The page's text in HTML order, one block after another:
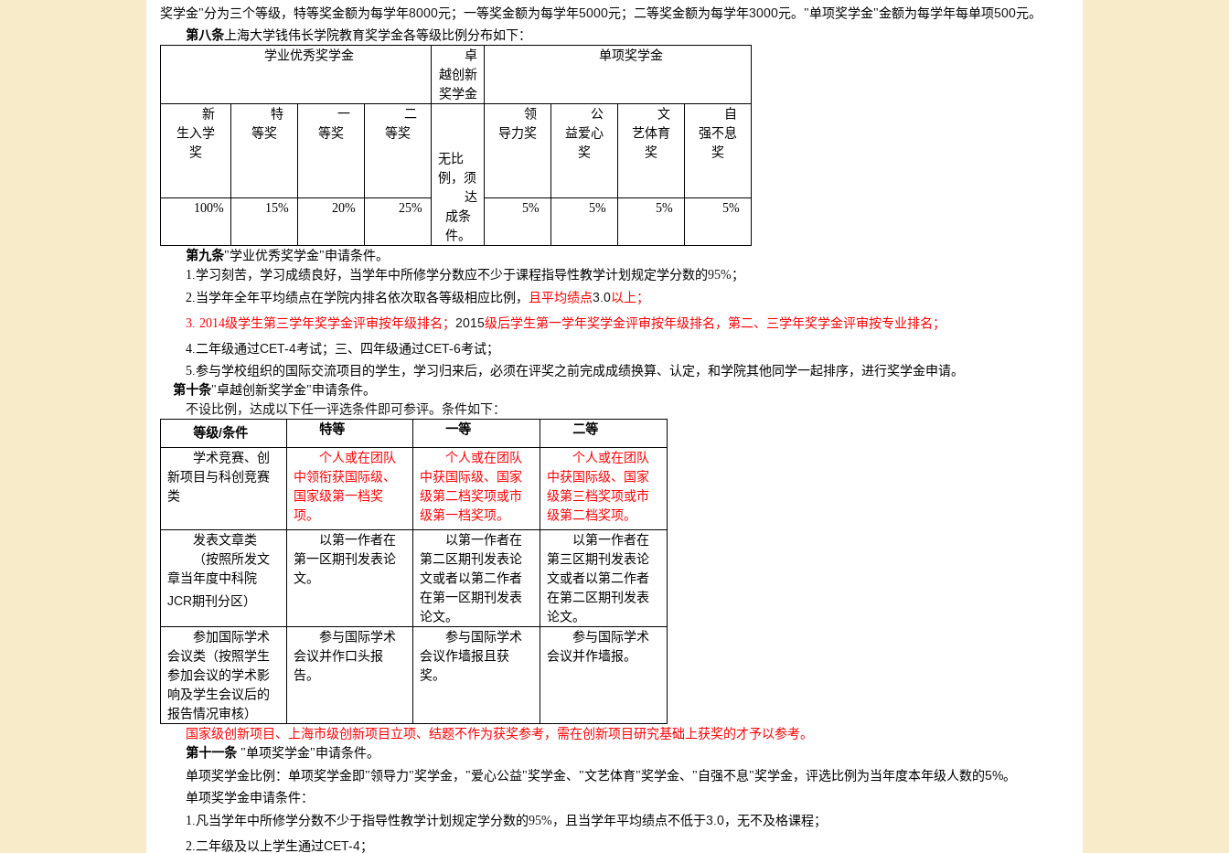
奖学金"分为三个等级，特等奖金额为每学年8000元；一等奖金额为每学年5000元；二等奖金额为每学年3000元。"单项奖学金"金额为每学年每单项500元。
第八条 上海大学钱伟长学院教育奖学金各等级比例分布如下：
学业优秀奖学金
卓
越创新
奖学金
单项奖学金
新
生入学
奖
特
等奖
一
等奖
二
等奖
无比
例，须
达
成条
件。
领
导力奖
公
益爱心
奖
文
艺体育
奖
自
强不息
奖
100% 15% 20% 25% 5% 5% 5% 5%
第九条"学业优秀奖学金"申请条件。
1.学习刻苦，学习成绩良好，当学年中所修学分数应不少于课程指导性教学计划规定学分数的95%；
2.当学年全年平均绩点在学院内排名依次取各等级相应比例， 且平均绩点3.0以上；
3. 2014级学生第三学年奖学金评审按年级排名； 2015级后学生第一学年奖学金评审按年级排名，第二、三学年奖学金评审按专业排名；
4.二年级通过CET-4考试；三、四年级通过CET-6考试；
5.参与学校组织的国际交流项目的学生，学习归来后，必须在评奖之前完成成绩换算、认定，和学院其他同学一起排序，进行奖学金申请。
第十条"卓越创新奖学金"申请条件。
不设比例，达成以下任一评选条件即可参评。条件如下：
等级/条件 特等 一等 二等
学术竞赛、创
新项目与科创竞赛
类
个人或在团队
中领衔获国际级、
国家级第一档奖
项。
个人或在团队
中获国际级、国家
级第二档奖项或市
级第一档奖项。
个人或在团队
中获国际级、国家
级第三档奖项或市
级第二档奖项。
发表文章类
（按照所发文
章当年度中科院
JCR期刊分区）
以第一作者在
第一区期刊发表论
文。
以第一作者在
第二区期刊发表论
文或者以第二作者
在第一区期刊发表
论文。
以第一作者在
第三区期刊发表论
文或者以第二作者
在第二区期刊发表
论文。
参加国际学术
会议类（按照学生
参加会议的学术影
响及学生会议后的
报告情况审核）
参与国际学术
会议并作口头报
告。
参与国际学术
会议作墙报且获
奖。
参与国际学术
会议并作墙报。
国家级创新项目、上海市级创新项目立项、结题不作为获奖参考，需在创新项目研究基础上获奖的才予以参考。
第十一条 "单项奖学金"申请条件。
单项奖学金比例：单项奖学金即"领导力"奖学金，"爱心公益"奖学金、"文艺体育"奖学金、"自强不息"奖学金，评选比例为当年度本年级人数的5%。
单项奖学金申请条件：
1.凡当学年中所修学分数不少于指导性教学计划规定学分数的95%， 且当学年平均绩点不低于3.0，无不及格课程；
2.二年级及以上学生通过CET-4；